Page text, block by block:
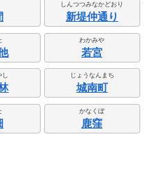
しんつつみなかどおり
新堤仲通り
わかみや
若宮
し じょうなんまち
城南町
かなくぼ
鹿窪